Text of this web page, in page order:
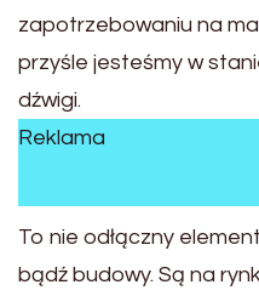
zapotrzebowaniu na
przyśle jesteśmy w
dźwigi.
Reklama
To nie odłączny
bądź budowy. Są na